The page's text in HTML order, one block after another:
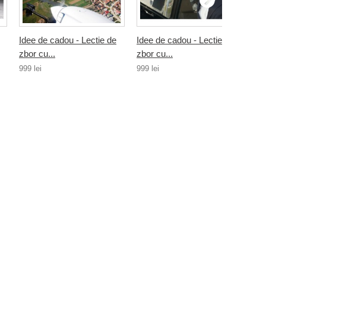
Idee de cadou - Lectie de
zbor cu...
999 lei
Idee de cadou - Lectie de
zbor cu...
999 lei